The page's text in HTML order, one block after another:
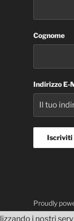
Cognome
Indirizzo E-
Proudly
i nostri